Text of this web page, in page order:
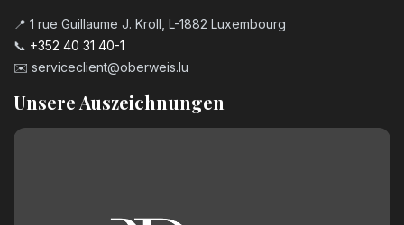
📍 1 rue Guillaume J. Kroll, L-1882 Luxembourg
📞 +352 40 31 40-1
✉️ serviceclient@oberweis.lu
Unsere Auszeichnungen